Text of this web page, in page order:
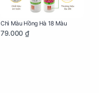
Chì Màu Hồng Hà 18 Màu
79.000 ₫